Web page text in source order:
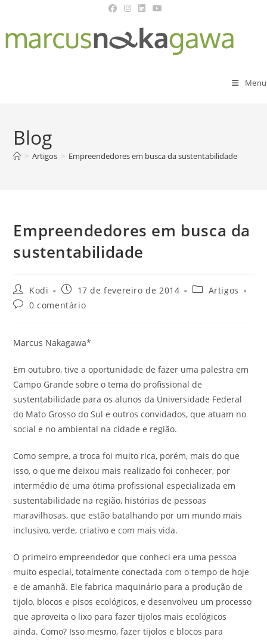
Menu
Blog
> Artigos > Empreendedores em busca da sustentabilidade
Empreendedores em busca da
sustentabilidade
Kodi 17 de fevereiro de 2014
Artigos
0 comentário
Marcus Nakagawa*
Em outubro, tive a oportunidade de fazer uma palestra em
Campo Grande sobre o tema do profissional de
sustentabilidade para os alunos da Universidade Federal
do Mato Grosso do Sul e outros convidados, que atuam no
social e no ambiental na cidade e região.
Como sempre, a troca foi muito rica, porém, mais do que
isso, o que me deixou mais realizado foi conhecer, por
intermédio de uma ótima profissional especializada em
sustentabilidade na região, histórias de pessoas
maravilhosas, que estão batalhando por um mundo mais
inclusivo, verde, criativo e com mais vida.
O primeiro empreendedor que conheci era uma pessoa
muito especial, totalmente conectada com o tempo de hoje
e de amanhã. Ele fabrica maquinário para a produção de
tijolo, blocos e pisos ecológicos, e desenvolveu um processo
que aproveita o lixo para fazer tijolos mais ecológicos
ainda. Como? Isso mesmo, fazer tijolos e blocos para